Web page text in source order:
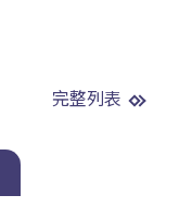
完整列表